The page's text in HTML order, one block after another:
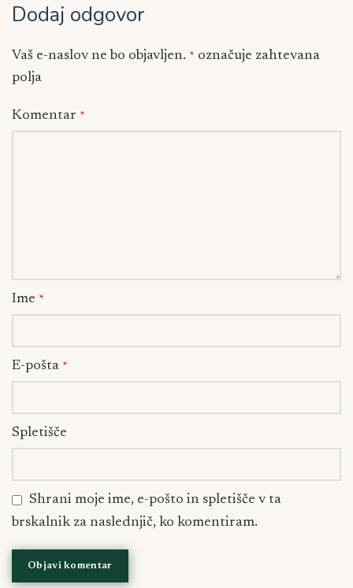
Dodaj odgovor
Vaš e-naslov ne bo objavljen. * označuje zahtevana
polja
Komentar *
Ime *
E-pošta *
Spletišče
Shrani moje ime, e-pošto in spletišče v ta
brskalnik za naslednjič, ko komentiram.